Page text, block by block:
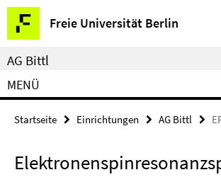
Springe
direkt
zu
Inhalt
Freie Universität Berlin
Service-
Navigation
AG Bittl
MENÜ
Startseite Einrichtungen AG Bittl